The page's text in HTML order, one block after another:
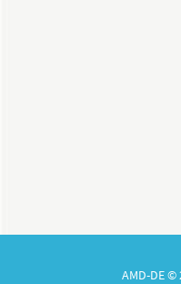
AMD-DE